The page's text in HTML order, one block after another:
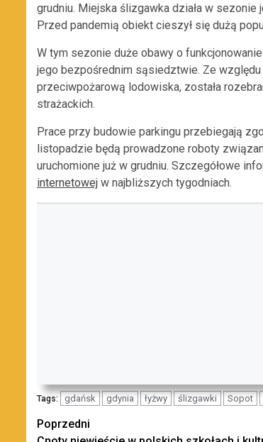
grudniu. Miejska ślizgawka działa w
Przed pandemią obiekt cieszył się dużą
W tym sezonie duże obawy o
jego bezpośrednim sąsiedztwie. Ze względu
przeciwpożarową lodowiska, została
strażackich.
Prace przy budowie parkingu przebiegają
listopadzie będą prowadzone roboty
uruchomione już w grudniu. Szczegółowe
internetowej w najbliższych tygodniach.
Tags: gdańsk gdynia łyżwy ślizgawki Sopot
Zobacz
Poprzedni